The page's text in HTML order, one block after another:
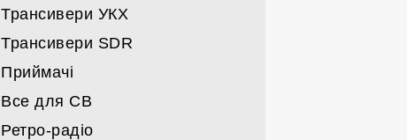
Трансивери УКХ
Трансивери MOTOROLA
Трансивери ICOM
Трансивери KENWOOD
Трансивери YAESU
Трансивери SDR
Трансивери
Карти та запчастини до SDR
Приймачі
Військові часів СРСР
Імпортні
Все для СВ
Станції СВ
Ретро-радіо